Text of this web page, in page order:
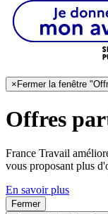
×Fermer la fenêtre
Offres
France Travail
vous proposant plus
En savoir plus
Fermer